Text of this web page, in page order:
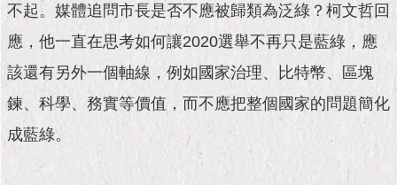
不起。媒體追問市長是否不應被歸類為泛綠？柯文哲回
應，他一直在思考如何讓2020選舉不再只是藍綠，應
該還有另外一個軸線，例如國家治理、比特幣、區塊
鍊、科學、務實等價值，而不應把整個國家的問題簡化
成藍綠。